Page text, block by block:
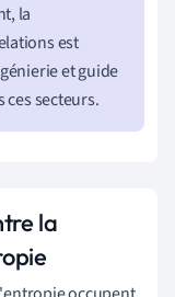
la
est
et guide
ces secteurs.
la